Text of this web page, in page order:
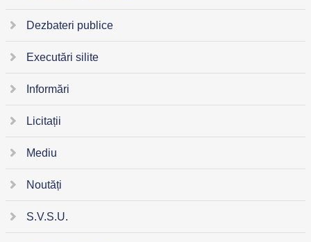
Dezbateri publice
Executări silite
Informări
Licitații
Mediu
Noutăți
S.V.S.U.